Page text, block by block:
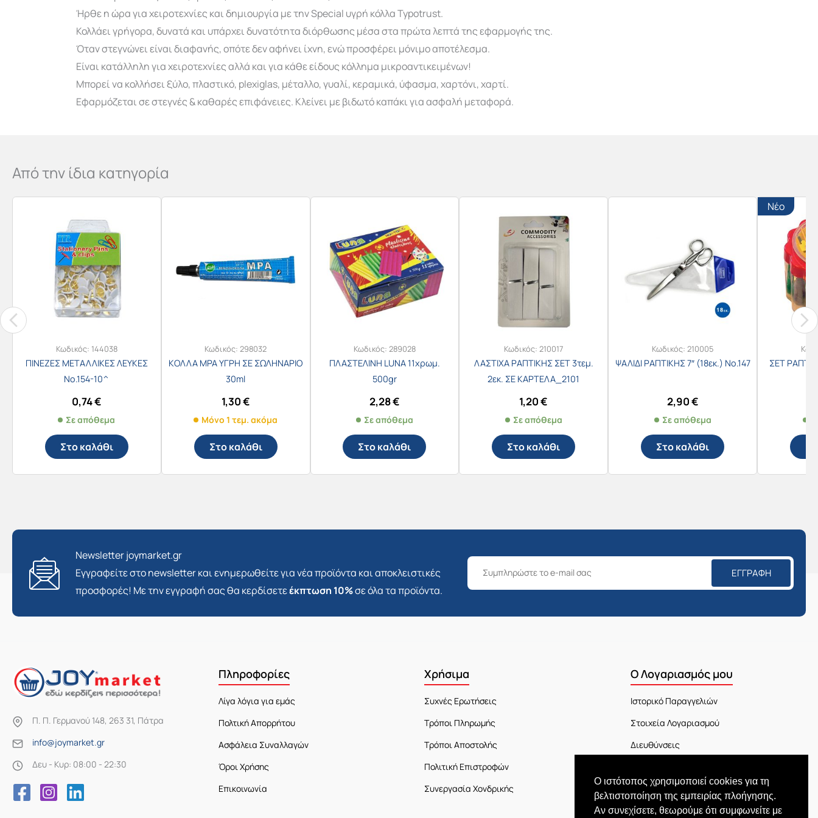
Ο ιστότοπος χρησιμοποιεί cookies για τη
βελτιστοποίηση της εμπειρίας πλοήγησης.
Αν συνεχίσετε, θεωρούμε ότι συμφωνείτε με
Ήρθε η ώρα για χειροτεχνίες και δημιουργία με την Special υγρή κόλλα Typotrust.
Κολλάει γρήγορα, δυνατά και υπάρχει δυνατότητα διόρθωσης μέσα στα πρώτα λεπτά της εφαρμογής της.
Όταν στεγνώνει είναι διαφανής, οπότε δεν αφήνει ίχνη, ενώ προσφέρει μόνιμο αποτέλεσμα.
Eίναι κατάλληλη για χειροτεχνίες αλλά και για κάθε είδους κόλλημα μικροαντικειμένων!
Μπορεί να κολλήσει ξύλο, πλαστικό, plexiglas, µέταλλο, γυαλί, κεραµικά, ύφασµα, χαρτόνι, χαρτί.
Εφαρμόζεται σε στεγνές & καθαρές επιφάνειες. Κλείνει με βιδωτό καπάκι για ασφαλή μεταφορά.
Από την ίδια κατηγορία
Κωδικός: 144038
ΠΙΝΕΖΕΣ ΜΕΤΑΛΛΙΚΕΣ ΛΕΥΚΕΣ
Νο.154-10^
0,74€
Σε απόθεμα
Στο καλάθι
Κωδικός: 298032
ΚΟΛΛΑ MPA ΥΓΡΗ ΣΕ ΣΩΛΗΝΑΡΙΟ
30ml
1,30€
Μόνο 1 τεμ. ακόμα
Στο καλάθι
Κωδικός: 289028
ΠΛΑΣΤΕΛΙΝΗ LUNA 11χρωμ.
500gr
2,28€
Σε απόθεμα
Στο καλάθι
Κωδικός: 210017
ΛΑΣΤΙΧΑ ΡΑΠΤΙΚΗΣ ΣΕΤ 3τεμ.
2εκ. ΣΕ ΚΑΡΤΕΛΑ_2101
1,20€
Σε απόθεμα
Στο καλάθι
Κωδικός: 210005
ΨΑΛΙΔΙ ΡΑΠΤΙΚΗΣ 7″ (18εκ.) Νο.147
2,90€
Σε απόθεμα
Στο καλάθι
Νέο
ΣΕΤ
Newsletter joymarket.gr
Εγγραφείτε στο newsletter και ενημερωθείτε για νέα προϊόντα και αποκλειστικές
προσφορές! Με την εγγραφή σας θα κερδίσετεέκπτωση 10%σε όλα τα προϊόντα.
ΕΓΓΡΑΦΉ
Π. Π. Γερμανού 148, 263 31, Πάτρα
info@joymarket.gr
Δευ - Κυρ: 08:00 - 22:30
Πληροφορίες
Λίγα λόγια για εμάς
Πολτική Απορρήτου
Ασφάλεια Συναλλαγών
Όροι Χρήσης
Επικοινωνία
Χρήσιμα
Συχνές Ερωτήσεις
Τρόποι Πληρωμής
Τρόποι Αποστολής
Πολιτική Επιστροφών
Συνεργασία Χονδρικής
Ο Λογαριασμός μου
Ιστορικό Παραγγελιών
Στοιχεία Λογαριασμού
Διευθύνσεις
Εξέλιξη Παραγγελίας